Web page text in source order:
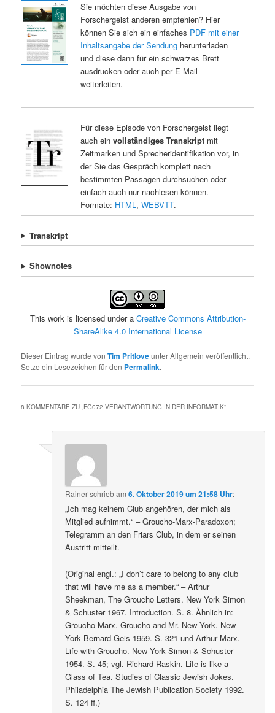
Sie möchten diese Ausgabe von
Forschergeist anderen empfehlen? Hier
können Sie sich ein einfaches PDF mit einer
Inhaltsangabe der Sendungherunterladen
und diese dann für ein schwarzes Brett
ausdrucken oder auch per E-Mail
weiterleiten.
Für diese Episode von Forschergeist liegt
auch ein vollständiges Transkriptmit
Zeitmarken und Sprecheridentifikation vor, in
der Sie das Gespräch komplett nach
bestimmten Passagen durchsuchen oder
einfach auch nur nachlesen können.
Formate: HTML, WEBVTT.
Transkript
Shownotes
This work is licensed under a Creative Commons Attribution-
ShareAlike 4.0 International License
Dieser Eintrag wurde vonTim Pritloveunter Allgemein veröffentlicht.
Setze ein Lesezeichen für den Permalink.
8 KOMMENTARE ZU „FG072 VERANTWORTUNG IN DER INFORMATIK“
Rainerschriebam6. Oktober 2019 um 21:58 Uhr:
„Ich mag keinem Club angehören, der mich als
Mitglied aufnimmt.“ – Groucho-Marx-Paradoxon;
Telegramm an den Friars Club, in dem er seinen
Austritt mitteilt.
(Original engl.: „I don’t care to belong to any club
that will have me as a member.“ – Arthur
Sheekman, The Groucho Letters. New York Simon
& Schuster 1967. Introduction. S. 8. Ähnlich in:
Groucho Marx. Groucho and Mr. New York. New
York Bernard Geis 1959. S. 321 und Arthur Marx.
Life with Groucho. New York Simon & Schuster
1954. S. 45; vgl. Richard Raskin. Life is like a
Glass of Tea. Studies of Classic Jewish Jokes.
Philadelphia The Jewish Publication Society 1992.
S. 124 ff.)